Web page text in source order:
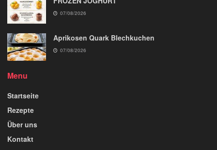
07/08/2026
Aprikosen Quark Blechkuchen
07/08/2026
Menu
Startseite
Rezepte
Über uns
Kontakt